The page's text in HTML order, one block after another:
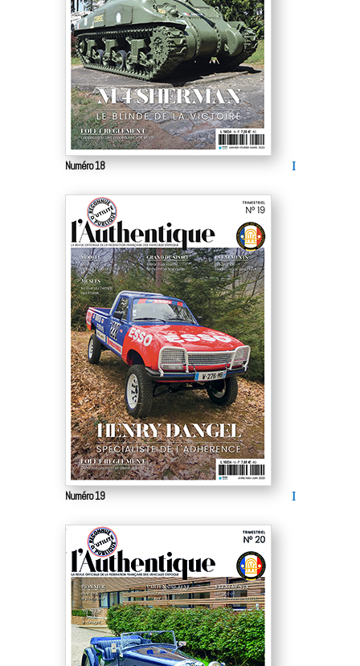
Numéro 18
Numéro 19